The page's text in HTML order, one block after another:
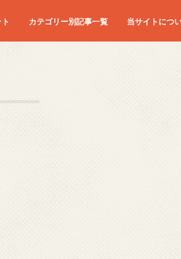
カテゴリー別記事一覧 当サイトにつ